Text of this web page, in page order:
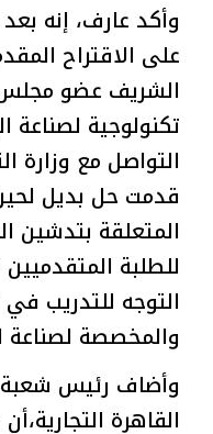
وأكد عارف، إنه
على الاقتراح
الشريف عضو
تكنولوجية لصناعة
التواصل مع وزارة
قدمت حل بديل لحين
المتعلقة بتدشين
للطلبة
التوجه للتدريب في
والمخصصة لصناعة
وأضاف رئيس شعبة
القاهرة